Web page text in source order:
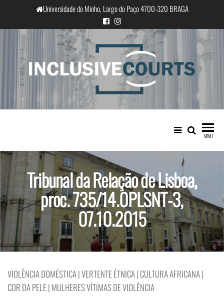
o
conteúdo
Universidade do Minho, Largo do Paço 4700-320 BRAGA
InclusiveCourts
Igualdade e diferença cultural na
prática judicial portuguesa
MENU
Tribunal da Relação de Lisboa,
proc. 735/14.0PLSNT-3,
07.10.2015
VIOLÊNCIA DOMÉSTICA | VERTENTE ÉTNICA | CULTURA AFRICANA |
COR DA PELE | MULHERES VÍTIMAS DE VIOLÊNCIA